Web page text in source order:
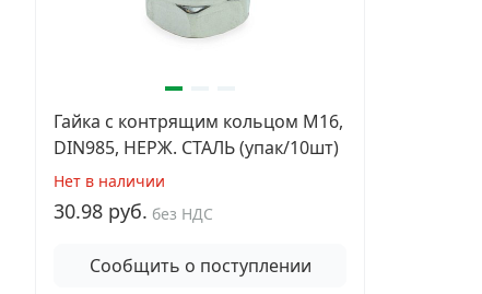
Гайка с контрящим кольцом М16,
DIN985, НЕРЖ. СТАЛЬ (упак/10шт)
Нет в наличии
30.98 руб. без НДС
Сообщить о поступлении